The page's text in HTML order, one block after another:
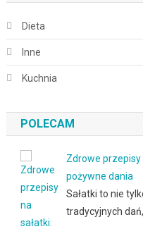
Dieta
Inne
Kuchnia
POLECAM
Zdrowe przepisy
pożywne dania
Sałatki to nie
tradycyjnych